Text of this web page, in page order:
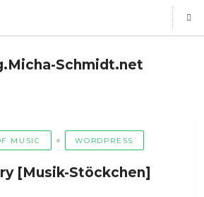
Schmidt.net
MUSIC WORDPRESS
[Musik-Stöckchen]